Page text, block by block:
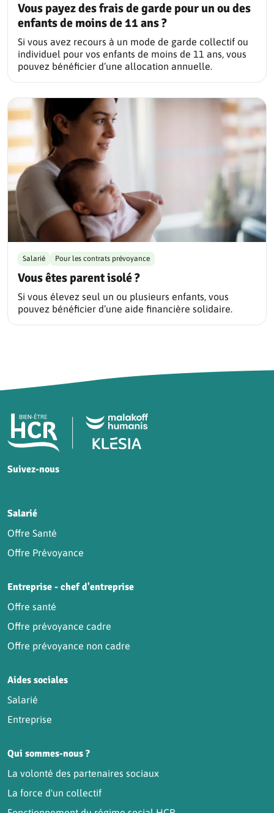
Vous payez des frais de garde pour un ou des
enfants de moins de 11 ans ?
Si vous avez recours à un mode de garde collectif ou
individuel pour vos enfants de moins de 11 ans, vous
pouvez bénéficier d’une allocation annuelle.
Vous êtes parent isolé ?
Salarié Pour les contrats prévoyance
Si vous élevez seul un ou plusieurs enfants, vous
pouvez bénéficier d’une aide financière solidaire.
Pied de page HCR Bien-Être
Suivez-nous
Salarié
Offre Santé
Offre Prévoyance
Entreprise - chef d'entreprise
Offre santé
Offre prévoyance cadre
Offre prévoyance non cadre
Aides sociales
Salarié
Entreprise
Qui sommes-nous ?
La volonté des partenaires sociaux
La force d'un collectif